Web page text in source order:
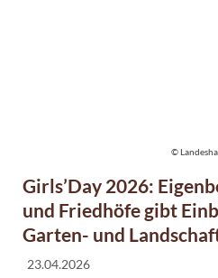
Girls’Day 2026:
und Friedhöfe gibt
Garten- und
23.04.2026
©